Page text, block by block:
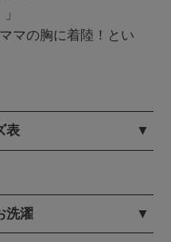
マの胸に着陸！とい
表
洗濯